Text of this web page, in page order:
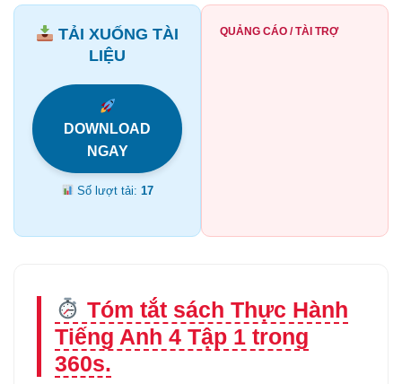
TẢI XUỐNG TÀI
LIỆU
DOWNLOAD
NGAY
Số lượt tải: 17
QUẢNG CÁO / TÀI TRỢ
Tóm tắt sách Thực Hành
Tiếng Anh 4 Tập 1 trong
360s.